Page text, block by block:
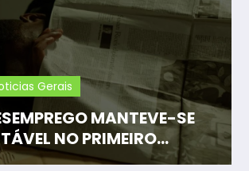
Gerais
MANTEVE-SE
NO PRIMEIRO